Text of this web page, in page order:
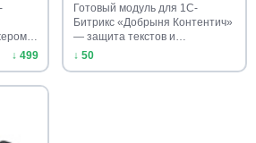
↓ 499
Готовый модуль для 1С-
Битрикс «Добрыня Контентич»
— защита текстов и
изображений…
↓ 50